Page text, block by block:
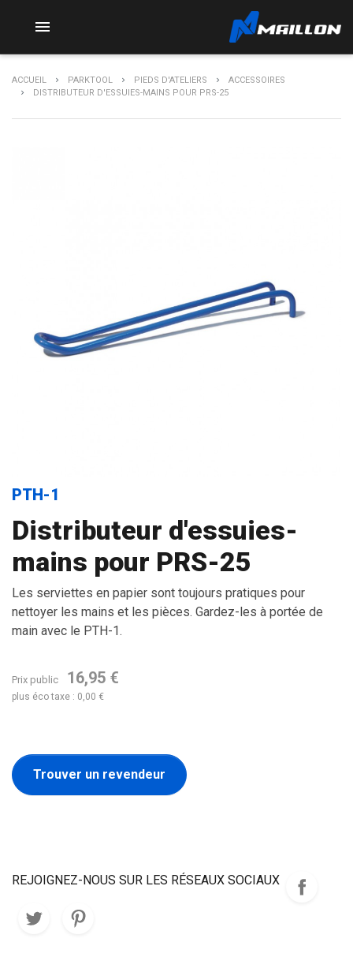

ACCUEIL PARKTOOL PIEDS D'ATELIERS
ACCESSOIRES
DISTRIBUTEUR D'ESSUIES-MAINS POUR PRS-25
PTH-1
Distributeur d'essuies-
mains pour PRS-25
Les serviettes en papier sont toujours pratiques pour
nettoyer les mains et les pièces. Gardez-les à portée de
main avec le PTH-1.
Prix public 16,95 €
plus éco taxe : 0,00 €
Trouver un revendeur
REJOIGNEZ-NOUS SUR LES RÉSEAUX SOCIAUX